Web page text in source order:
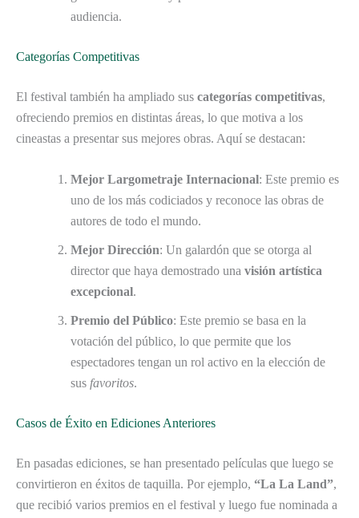
audiencia.
Categorías Competitivas
El festival también ha ampliado sus categorías competitivas,
ofreciendo premios en distintas áreas, lo que motiva a los
cineastas a presentar sus mejores obras. Aquí se destacan:
Mejor Largometraje Internacional: Este premio es
uno de los más codiciados y reconoce las obras de
autores de todo el mundo.
Mejor Dirección: Un galardón que se otorga al
director que haya demostrado una visión artística
excepcional.
Premio del Público: Este premio se basa en la
votación del público, lo que permite que los
espectadores tengan un rol activo en la elección de
sus favoritos.
Casos de Éxito en Ediciones Anteriores
En pasadas ediciones, se han presentado películas que luego se
convirtieron en éxitos de taquilla. Por ejemplo, “La La Land”,
que recibió varios premios en el festival y luego fue nominada a